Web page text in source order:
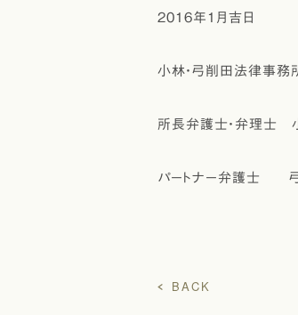
2016年1月吉日
小林・弓削田法律事務
所長弁護士・弁理士
パートナー弁護士
BACK